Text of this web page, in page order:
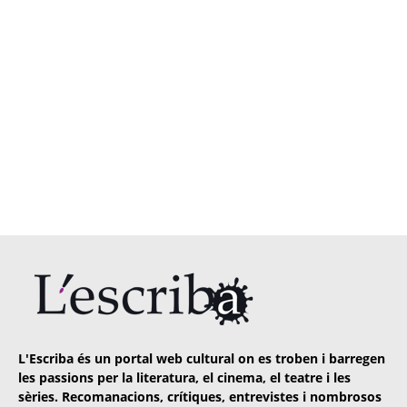
L'Escriba és un portal web cultural on es troben i barregen
les passions per la literatura, el cinema, el teatre i les
sèries. Recomanacions, crítiques, entrevistes i nombrosos